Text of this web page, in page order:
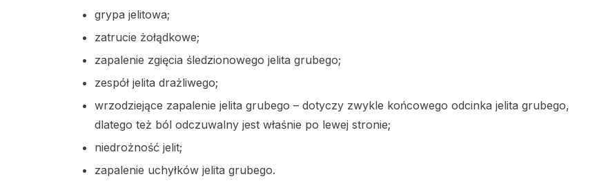
grypa jelitowa;
zatrucie żołądkowe;
zapalenie zgięcia śledzionowego jelita grubego;
zespół jelita drażliwego;
wrzodziejące zapalenie jelita grubego – dotyczy zwykle końcowego odcinka jelita grubego,
dlatego też ból odczuwalny jest właśnie po lewej stronie;
niedrożność jelit;
zapalenie uchyłków jelita grubego.